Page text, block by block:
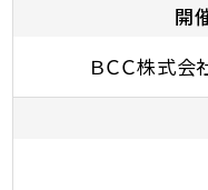
開
ＢＣＣ株式